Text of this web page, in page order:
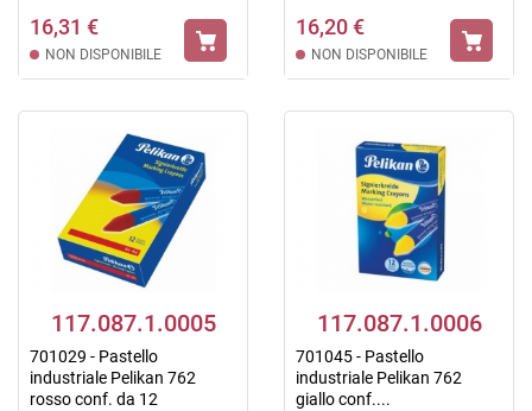
16,31 €
NON DISPONIBILE
16,20 €
NON DISPONIBILE
117.087.1.0005
701029 - Pastello
industriale Pelikan 762
rosso conf. da 12
117.087.1.0006
701045 - Pastello
industriale Pelikan 762
giallo conf....